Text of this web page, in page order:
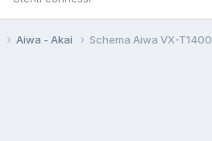
Aiwa - Akai Schema Aiwa VX-T1400